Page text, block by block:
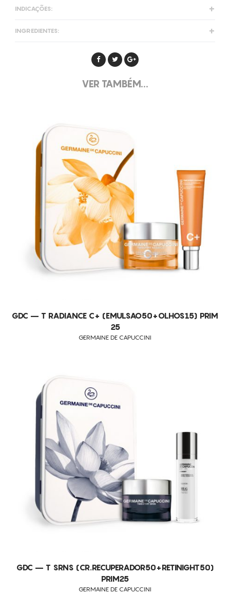
INDICAÇÕES:
Limpa, purifica, acalma e regenera
INGREDIENTES:
sebo e elimina o excesso de oleosidade sem
ressecar a pele. Melhora o aspeto da pele, reduzindo
aspeto mais luminoso e saudável​
Alginatos
: são extratos de algas marinhas que
ajudam a manter a hidratação da pele, eliminam
toxinas e resíduos e a sua textura flexível facilita a
eliminação de impurezas e células mortas quando
retiradas. Pele mais suave e lisa​
Biomembranas de levedura : contêm nutrientes que
ajudam na regeneração celular, fortalecem a
barreira cutânea e ajudam a manter o equilíbrio
saudável na flora da pele
VER TAMBÉM...
GDC – T RADIANCE C+ (EMULSAO50+OLHOS15) PRIM
25
GERMAINE DE CAPUCCINI
GDC – T SRNS (CR.RECUPERADOR50+RETINIGHT50)
PRIM25
GERMAINE DE CAPUCCINI